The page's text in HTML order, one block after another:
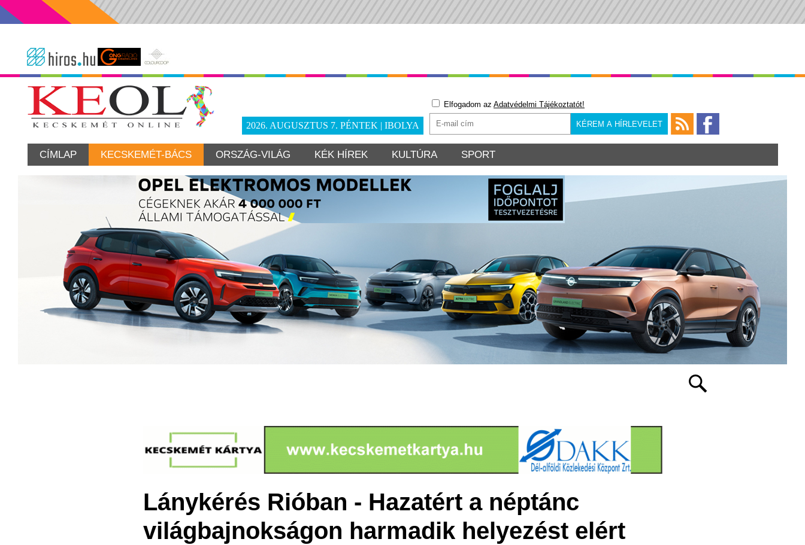
2026. AUGUSZTUS 7. PÉNTEK | IBOLYA
Elfogadom az Adatvédelmi Tájékoztatót!
CÍMLAP KECSKEMÉT-BÁCS ORSZÁG-VILÁG KÉK HÍREK KULTÚRA SPORT
Lánykérés Rióban - Hazatért a néptánc
világbajnokságon harmadik helyezést elért